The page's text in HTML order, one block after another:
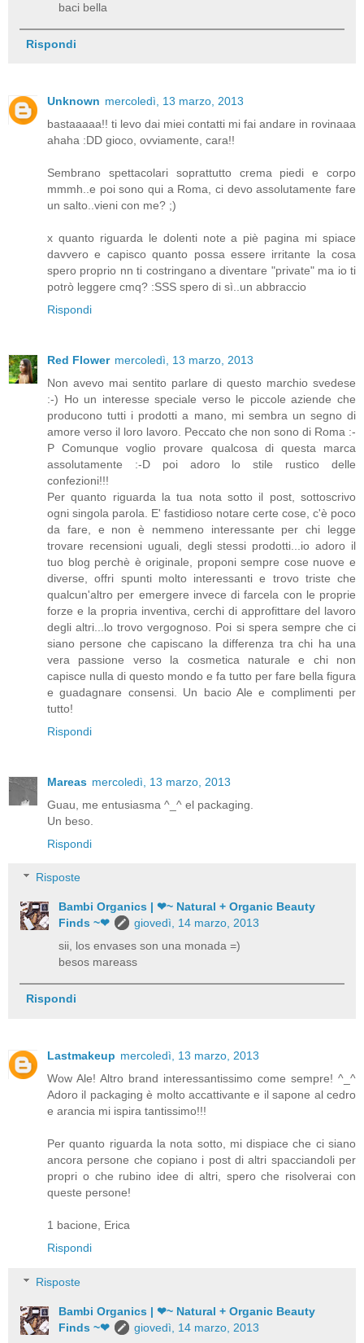
baci bella
Rispondi
Unknown mercoledì, 13 marzo, 2013
bastaaaaa!! ti levo dai miei contatti mi fai andare in rovinaaa
ahaha :DD gioco, ovviamente, cara!!
Sembrano spettacolari soprattutto crema piedi e corpo
mmmh..e poi sono qui a Roma, ci devo assolutamente fare
un salto..vieni con me? ;)
x quanto riguarda le dolenti note a piè pagina mi spiace
davvero e capisco quanto possa essere irritante la cosa
spero proprio nn ti costringano a diventare "private" ma io ti
potrò leggere cmq? :SSS spero di sì..un abbraccio
Rispondi
Red Flower mercoledì, 13 marzo, 2013
Non avevo mai sentito parlare di questo marchio svedese
:-) Ho un interesse speciale verso le piccole aziende che
producono tutti i prodotti a mano, mi sembra un segno di
amore verso il loro lavoro. Peccato che non sono di Roma :-
P Comunque voglio provare qualcosa di questa marca
assolutamente :-D poi adoro lo stile rustico delle
confezioni!!!
Per quanto riguarda la tua nota sotto il post, sottoscrivo
ogni singola parola. E' fastidioso notare certe cose, c'è poco
da fare, e non è nemmeno interessante per chi legge
trovare recensioni uguali, degli stessi prodotti...io adoro il
tuo blog perchè è originale, proponi sempre cose nuove e
diverse, offri spunti molto interessanti e trovo triste che
qualcun'altro per emergere invece di farcela con le proprie
forze e la propria inventiva, cerchi di approfittare del lavoro
degli altri...lo trovo vergognoso. Poi si spera sempre che ci
siano persone che capiscano la differenza tra chi ha una
vera passione verso la cosmetica naturale e chi non
capisce nulla di questo mondo e fa tutto per fare bella figura
e guadagnare consensi. Un bacio Ale e complimenti per
tutto!
Rispondi
Mareas mercoledì, 13 marzo, 2013
Guau, me entusiasma ^_^ el packaging.
Un beso.
Rispondi
Risposte
Bambi Organics | ❤~ Natural + Organic Beauty
Finds ~❤
giovedì, 14 marzo, 2013
sii, los envases son una monada =)
besos mareass
Rispondi
Lastmakeup mercoledì, 13 marzo, 2013
Wow Ale! Altro brand interessantissimo come sempre! ^_^
Adoro il packaging è molto accattivante e il sapone al cedro
e arancia mi ispira tantissimo!!!
Per quanto riguarda la nota sotto, mi dispiace che ci siano
ancora persone che copiano i post di altri spacciandoli per
propri o che rubino idee di altri, spero che risolverai con
queste persone!
1 bacione, Erica
Rispondi
Risposte
Bambi Organics | ❤~ Natural + Organic Beauty
Finds ~❤
giovedì, 14 marzo, 2013